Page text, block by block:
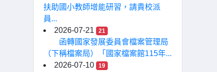
扶助國小教師增能研習，請貴校派
員...
2026-07-21
21
函轉國家發展委員會檔案管理局
（下稱檔案局）「國家檔案館115年...
2026-07-10
19